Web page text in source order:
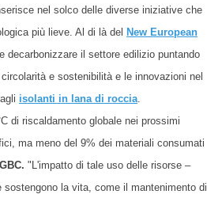
nel solco delle diverse iniziative che
più lieve. Al di là del
New European
decarbonizzare il settore edilizio puntando
e sostenibilità e le innovazioni nel
isolanti in lana di roccia
di riscaldamento globale nei prossimi
ma meno del 9% dei materiali consumati
"L'impatto di tale uso delle risorse –
la vita, come il mantenimento di